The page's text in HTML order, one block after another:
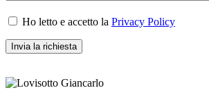
Ho letto e accetto la Privacy Policy